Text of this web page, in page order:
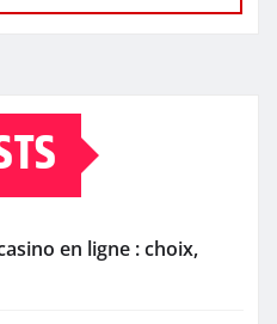
en ligne : choix,